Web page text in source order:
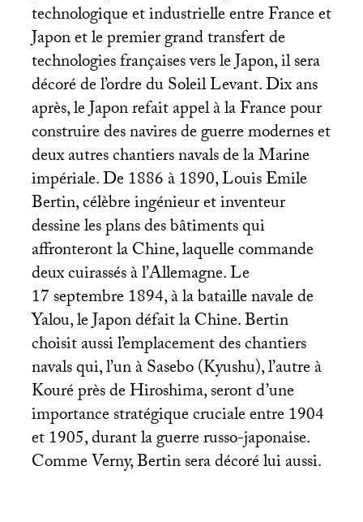
technologique et industrielle entre France et
Japon et le premier grand transfert de
technologies françaises vers le Japon, il sera
décoré de l’ordre du Soleil Levant. Dix ans
après, le Japon refait appel à la France pour
construire des navires de guerre modernes et
deux autres chantiers navals de la Marine
impériale. De 1886 à 1890, Louis Emile
Bertin, célèbre ingénieur et inventeur
dessine les plans des bâtiments qui
affronteront la Chine, laquelle commande
deux cuirassés à l’Allemagne. Le
17 septembre 1894, à la bataille navale de
Yalou, le Japon défait la Chine. Bertin
choisit aussi l’emplacement des chantiers
navals qui, l’un à Sasebo (Kyushu), l’autre à
Kouré près de Hiroshima, seront d’une
importance stratégique cruciale entre 1904
et 1905, durant la guerre russo-japonaise.
Comme Verny, Bertin sera décoré lui aussi.